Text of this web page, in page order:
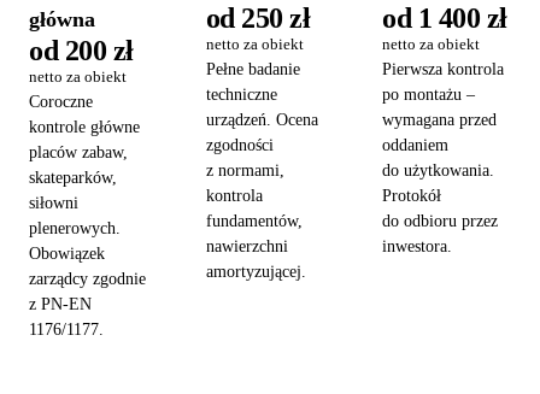
główna
od 200 zł
netto za obiekt
Coroczne
kontrole główne
placów zabaw,
skateparków,
siłowni
plenerowych.
Obowiązek
zarządcy zgodnie
z PN-EN
1176/1177.
od 250 zł
netto za obiekt
Pełne badanie
techniczne
urządzeń. Ocena
zgodności
z normami,
kontrola
fundamentów,
nawierzchni
amortyzującej.
od 1 400 zł
netto za obiekt
Pierwsza kontrola
po montażu –
wymagana przed
oddaniem
do użytkowania.
Protokół
do odbioru przez
inwestora.